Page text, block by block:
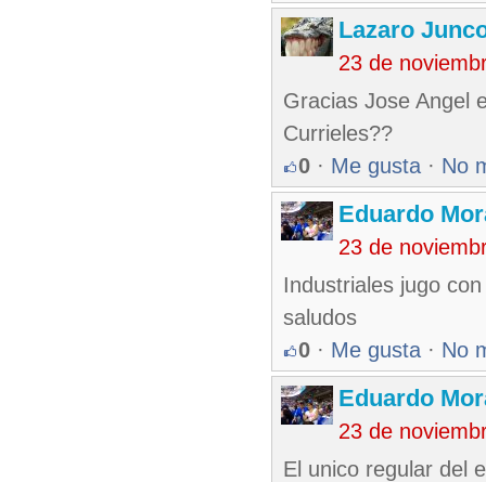
Lazaro
23 de
Gracias Jose Angel
Currieles??
0 · Me gusta · No
Eduardo
23 de
Industriales jugo
saludos
0 · Me gusta · No
Eduardo
23 de
El unico regular del